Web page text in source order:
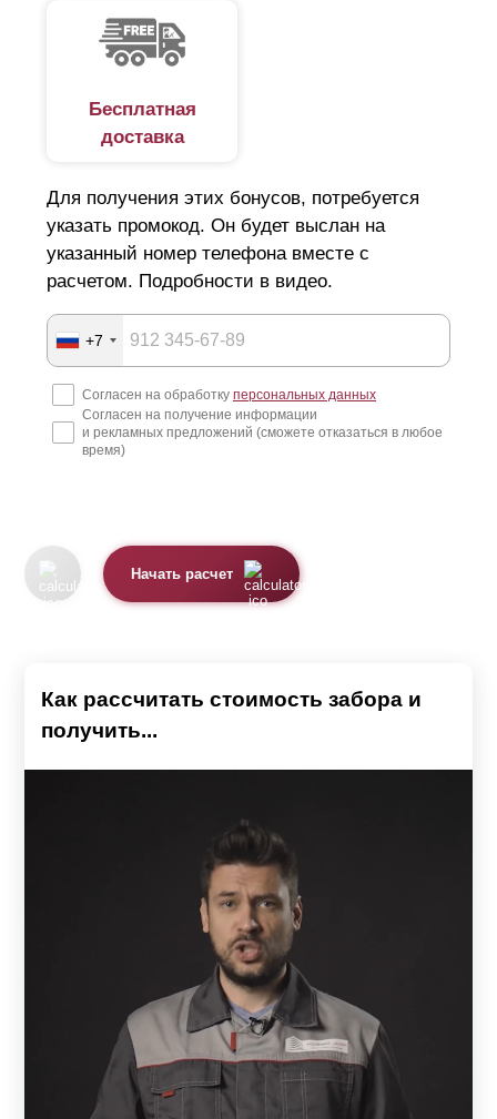
Бесплатная
доставка
Для получения этих бонусов, потребуется
указать промокод. Он будет выслан на
указанный номер телефона вместе с
расчетом. Подробности в видео.
+7
Согласен на обработку персональных данных
Согласен на получение информации
и рекламных предложений (сможете отказаться в любое
время)
Начать расчет
Как рассчитать стоимость забора и
получить...